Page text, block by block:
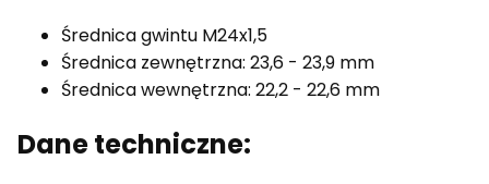
Średnica gwintu M24x1,5
Średnica zewnętrzna: 23,6 - 23,9 mm
Średnica wewnętrzna: 22,2 - 22,6 mm
Dane techniczne: